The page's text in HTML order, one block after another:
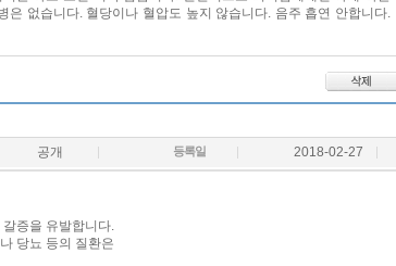
없습니다. 혈당이나 혈압도 높지 않습니다. 음주 흡연 안합니다.
공개 등록일 2018-02-27
증을 유발합니다.
당뇨 등의 질환은